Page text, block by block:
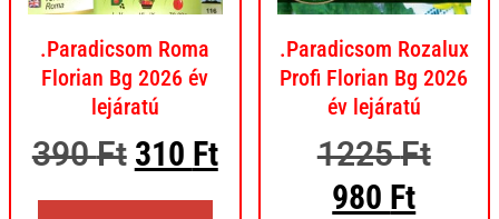
.Paradicsom Roma
Florian Bg 2026 év
lejáratú
390Ft 310 Ft
.Paradicsom Rozalux
Profi Florian Bg 2026
év lejáratú
1225Ft
980 Ft